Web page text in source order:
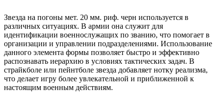
Звезда на погоны мет. 20 мм. риф. черн используется в
различных ситуациях. В армии она служит для
идентификации военнослужащих по званию, что помогает в
организации и управлении подразделениями. Использование
данного элемента формы позволяет быстро и эффективно
распознавать иерархию в условиях тактических задач. В
страйкболе или пейнтболе звезда добавляет нотку реализма,
что делает игру более увлекательной и приближенной к
настоящим военным действиям.